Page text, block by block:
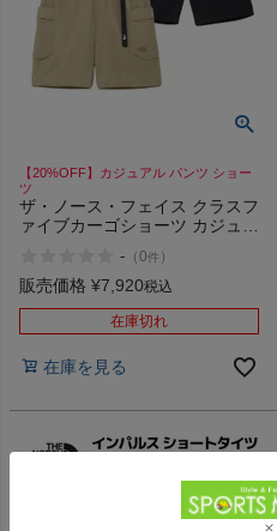
【20%OFF】カジュアル パンツ ショー
ツ
ザ・ノース・フェイス クラスフ
ァイブカーゴショーツ カジュア
両用 THE NORTH FACE CK K
- （0件 ）
販売価格 ¥7,920税込
在庫切れ
在庫を見る